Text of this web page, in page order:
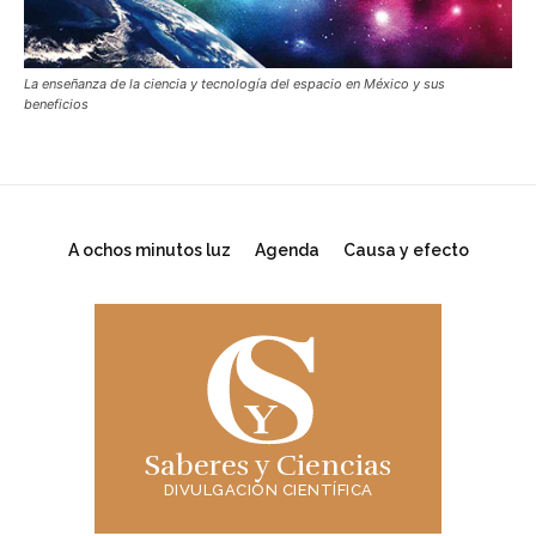
La enseñanza de la ciencia y tecnología del espacio en México y sus
beneficios
A ochos minutos luz Agenda Causa y efecto
Saberes y Ciencias
DIVULGACIÓN CIENTÍFICA